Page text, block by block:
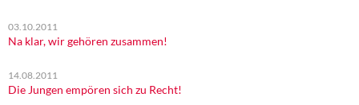
03.10.2011
Na klar, wir gehören zusammen!
14.08.2011
Die Jungen empören sich zu Recht!